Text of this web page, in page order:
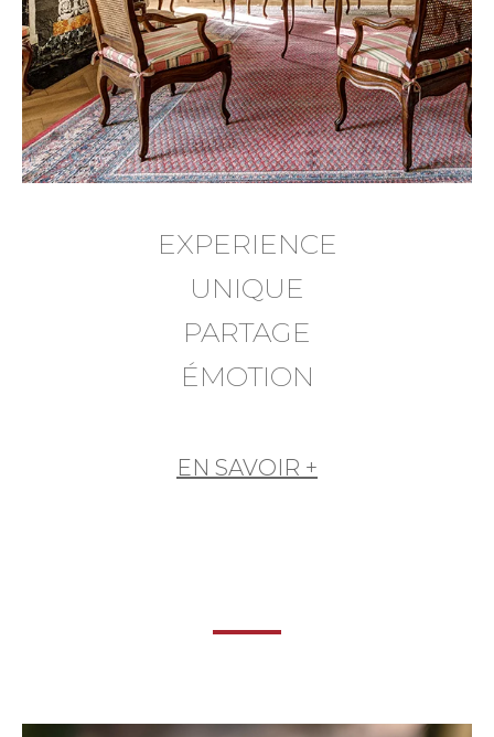
EXPERIENCE
UNIQUE
PARTAGE
ÉMOTION
EN SAVOIR +